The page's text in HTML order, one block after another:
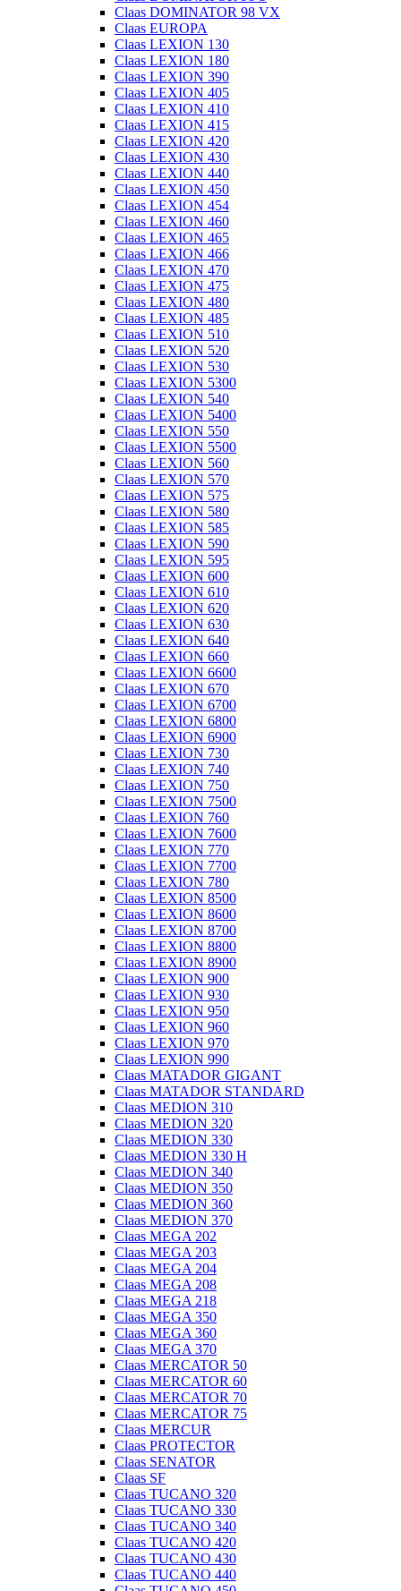
Claas DOMINATOR 98 VX
Claas EUROPA
Claas LEXION 130
Claas LEXION 180
Claas LEXION 390
Claas LEXION 405
Claas LEXION 410
Claas LEXION 415
Claas LEXION 420
Claas LEXION 430
Claas LEXION 440
Claas LEXION 450
Claas LEXION 454
Claas LEXION 460
Claas LEXION 465
Claas LEXION 466
Claas LEXION 470
Claas LEXION 475
Claas LEXION 480
Claas LEXION 485
Claas LEXION 510
Claas LEXION 520
Claas LEXION 530
Claas LEXION 5300
Claas LEXION 540
Claas LEXION 5400
Claas LEXION 550
Claas LEXION 5500
Claas LEXION 560
Claas LEXION 570
Claas LEXION 575
Claas LEXION 580
Claas LEXION 585
Claas LEXION 590
Claas LEXION 595
Claas LEXION 600
Claas LEXION 610
Claas LEXION 620
Claas LEXION 630
Claas LEXION 640
Claas LEXION 660
Claas LEXION 6600
Claas LEXION 670
Claas LEXION 6700
Claas LEXION 6800
Claas LEXION 6900
Claas LEXION 730
Claas LEXION 740
Claas LEXION 750
Claas LEXION 7500
Claas LEXION 760
Claas LEXION 7600
Claas LEXION 770
Claas LEXION 7700
Claas LEXION 780
Claas LEXION 8500
Claas LEXION 8600
Claas LEXION 8700
Claas LEXION 8800
Claas LEXION 8900
Claas LEXION 900
Claas LEXION 930
Claas LEXION 950
Claas LEXION 960
Claas LEXION 970
Claas LEXION 990
Claas MATADOR GIGANT
Claas MATADOR STANDARD
Claas MEDION 310
Claas MEDION 320
Claas MEDION 330
Claas MEDION 330 H
Claas MEDION 340
Claas MEDION 350
Claas MEDION 360
Claas MEDION 370
Claas MEGA 202
Claas MEGA 203
Claas MEGA 204
Claas MEGA 208
Claas MEGA 218
Claas MEGA 350
Claas MEGA 360
Claas MEGA 370
Claas MERCATOR 50
Claas MERCATOR 60
Claas MERCATOR 70
Claas MERCATOR 75
Claas MERCUR
Claas PROTECTOR
Claas SENATOR
Claas SF
Claas TUCANO 320
Claas TUCANO 330
Claas TUCANO 340
Claas TUCANO 420
Claas TUCANO 430
Claas TUCANO 440